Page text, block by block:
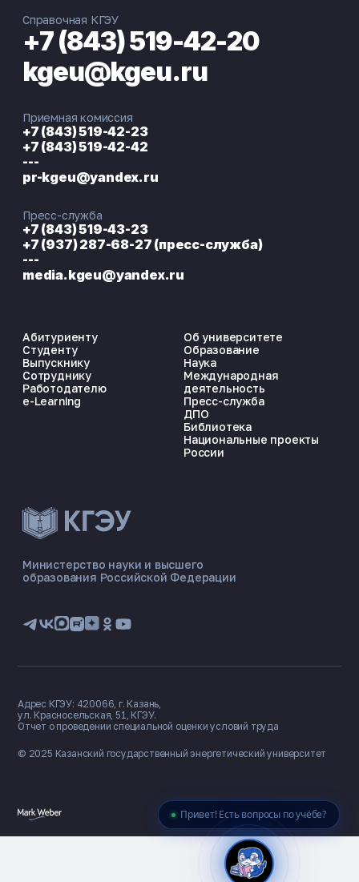
Привет! Есть вопросы по учёбе?
ЭНЕРГОКОД — ПОМОЩНИК КГЭУ
📋 Приёмная комиссия
🏠 Общежитие
Министерство науки и высшего
образования Российской Федерации
Абитуриенту
Студенту
Выпускнику
Сотруднику
Работодателю
e-Learning
Об университете
Образование
Наука
Международная
деятельность
Пресс-служба
ДПО
Библиотека
Национальные проекты
России
Справочная КГЭУ
+7 (843) 519-42-20
kgeu@kgeu.ru
Приемная комиссия
+7 (843) 519-42-23
+7 (843) 519-42-42
---
pr-kgeu@yandex.ru
Пресс-служба
+7 (843) 519-43-23
+7 (937) 287-68-27 (пресс-служба)
---
media.kgeu@yandex.ru
© 2025 Казанский государственный энергетический университет
Адрес КГЭУ: 420066, г. Казань,
ул. Красносельская, 51, КГЭУ.
Отчет о проведении специальной оценки условий труда